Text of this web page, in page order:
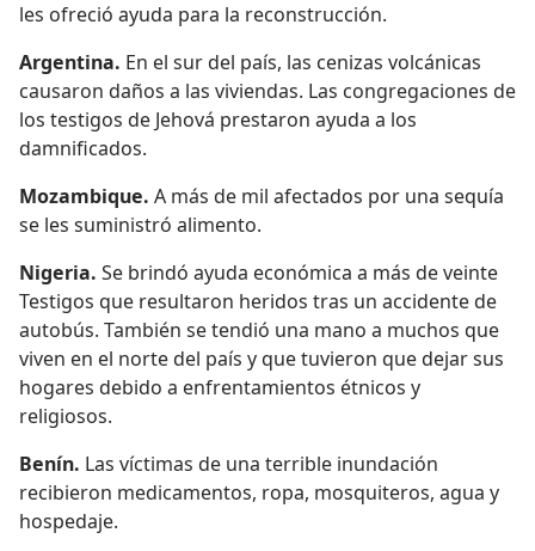
les ofreció ayuda para la reconstrucción.
Argentina. En el sur del país, las cenizas volcánicas
causaron daños a las viviendas. Las congregaciones de
los testigos de Jehová prestaron ayuda a los
damnificados.
Mozambique. A más de mil afectados por una sequía
se les suministró alimento.
Nigeria. Se brindó ayuda económica a más de veinte
Testigos que resultaron heridos tras un accidente de
autobús. También se tendió una mano a muchos que
viven en el norte del país y que tuvieron que dejar sus
hogares debido a enfrentamientos étnicos y
religiosos.
Benín. Las víctimas de una terrible inundación
recibieron medicamentos, ropa, mosquiteros, agua y
hospedaje.